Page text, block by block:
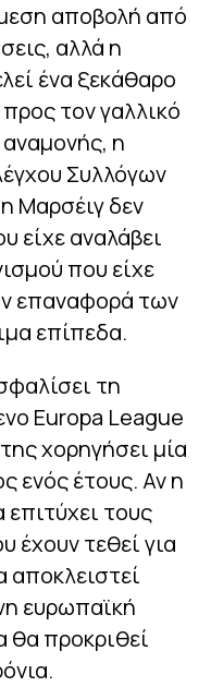
αποβολή από
αλλά η
ένα ξεκάθαρο
τον γαλλικό
η
Συλλόγων
Μαρσέιγ δεν
είχε αναλάβει
που είχε
επαναφορά των
επίπεδα.
τη
Europa League
χορηγήσει μία
ενός έτους. Αν η
τους
έχουν τεθεί για
αποκλειστεί
ευρωπαϊκή
θα προκριθεί